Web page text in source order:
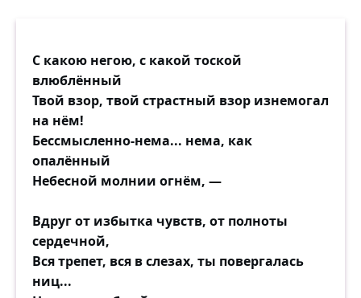
С какою негою, с какой тоской
влюблённый
Твой взор, твой страстный взор изнемогал
на нём!
Бессмысленно-нема... нема, как
опалённый
Небесной молнии огнём, —
Вдруг от избытка чувств, от полноты
сердечной,
Вся трепет, вся в слезах, ты повергалась
ниц...